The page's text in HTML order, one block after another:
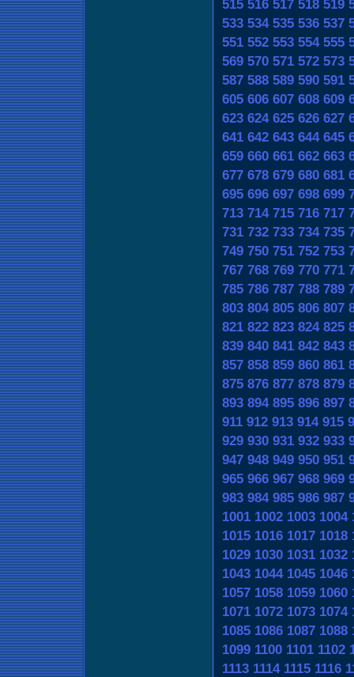
515 516 517 518 519
533 534 535 536 537
551 552 553 554 555
569 570 571 572 573
587 588 589 590 591
605 606 607 608 609
623 624 625 626 627
641 642 643 644 645
659 660 661 662 663
677 678 679 680 681
695 696 697 698 699
713 714 715 716 717
731 732 733 734 735
749 750 751 752 753
767 768 769 770 771
785 786 787 788 789
803 804 805 806 807
821 822 823 824 825
839 840 841 842 843
857 858 859 860 861
875 876 877 878 879
893 894 895 896 897
911 912 913 914 915
929 930 931 932 933
947 948 949 950 951
965 966 967 968 969
983 984 985 986 987
1001 1002 1003 1004
1015 1016 1017 1018
1029 1030 1031 1032
1043 1044 1045 1046
1057 1058 1059 1060
1071 1072 1073 1074
1085 1086 1087 1088
1099 1100 1101 1102
1113 1114 1115 1116